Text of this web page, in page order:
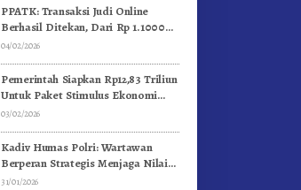
PPATK: Transaksi Judi Online
Berhasil Ditekan, Dari Rp 1.1000
Triliun Menjadi Rp 268 Triliun
04/02/2026
Pemerintah Siapkan Rp12,83 Triliun
Untuk Paket Stimulus Ekonomi
Kuartal I-2026
03/02/2026
Kadiv Humas Polri: Wartawan
Berperan Strategis Menjaga Nilai
Kebangsaan, Demokrasi, dan NKRI
31/01/2026